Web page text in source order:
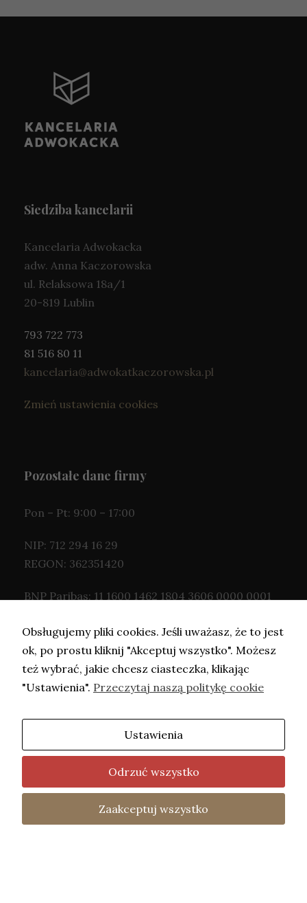
Siedziba kancelarii
Kancelaria Adwokacka
adw. Anna Kaczorowska
ul. Relaksowa 18a/1
20-819 Lublin
793 722 773
81 516 80 11
kancelaria@adwokatkaczorowska.pl
Zmień ustawienia cookies
Pozostałe dane firmy
Pon – Pt: 9:00 – 17:00
NIP: 712 294 16 29
REGON: 362351420
BNP Paribas: 11 1600 1462 1804 3606 0000 0001
Copyright © Adwokat Kaczorowska- 2026.
Projekt i wykonanie -Freeline.
fot. Barbara Mazurek
Home
Oferta Kontakt
Polityka
Prywatności
Obsługujemy pliki cookies. Jeśli uważasz, że to jest
ok, po prostu kliknij "Akceptuj wszystko". Możesz
też wybrać, jakie chcesz ciasteczka, klikając
"Ustawienia". Przeczytaj naszą politykę cookie
Ustawienia
Odrzuć wszystko
Zaakceptuj wszystko